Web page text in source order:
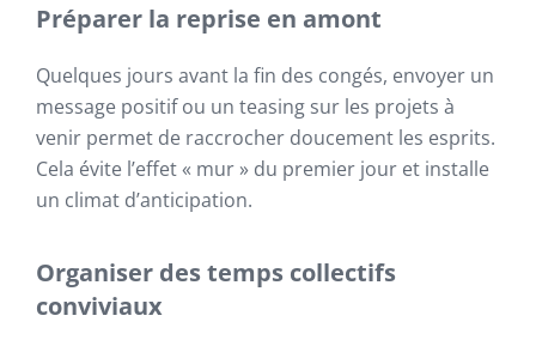
Préparer la reprise en amont
Quelques jours avant la fin des congés, envoyer un
message positif ou un teasing sur les projets à
venir permet de raccrocher doucement les esprits.
Cela évite l’effet « mur » du premier jour et installe
un climat d’anticipation.
Organiser des temps collectifs
conviviaux